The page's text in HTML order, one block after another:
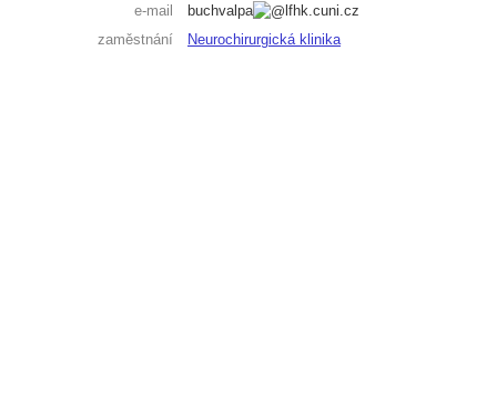
e-mail buchvalpa
lfhk.cuni.cz
zaměstnání
Neurochirurgická klinika